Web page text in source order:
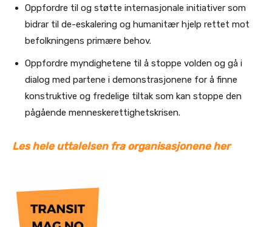
Oppfordre til og støtte internasjonale initiativer som
bidrar til de-eskalering og humanitær hjelp rettet mot
befolkningens primære behov.
Oppfordre myndighetene til å stoppe volden og gå i
dialog med partene i demonstrasjonene for å finne
konstruktive og fredelige tiltak som kan stoppe den
pågående menneskerettighetskrisen.
Les hele uttalelsen fra organisasjonene her